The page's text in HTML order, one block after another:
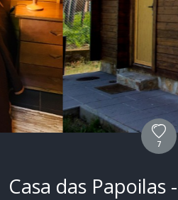
7
Casa das Papoilas